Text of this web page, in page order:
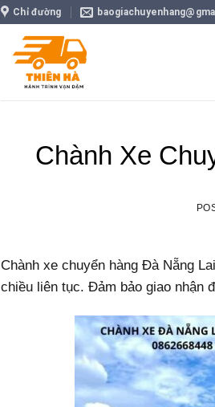
Chỉ đường
Chành Xe
Chành xe chuyển hàng Đà Nẵng
chiều liên tục. Đảm bảo giao nhận